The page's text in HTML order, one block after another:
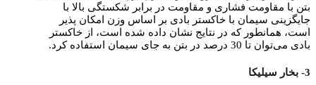
بتن با مقاومت فشاری و مقاومت در برابر شکستگی بالا با
جایگزینی سیمان با خاکستر بادی بر اساس وزن امکان پذیر
است، همانطور که در نتایج نشان داده شده است، از خاکستر
بادی می‌توان تا 30 درصد در بتن به جای سیمان استفاده کرد.
3- بخار سیلیکا